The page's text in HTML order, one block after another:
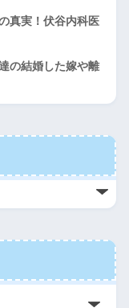
真実！伏谷内科医
の結婚した嫁や離